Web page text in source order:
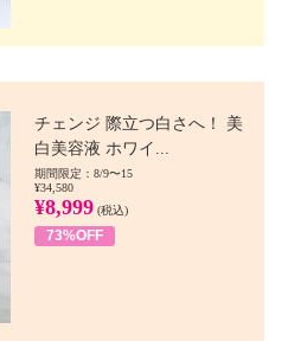
チェンジ 際立つ白さへ！ 美
白美容液 ホワイ...
期間限定：8/9〜15
¥34,580
¥8,999 (税込)
73%OFF